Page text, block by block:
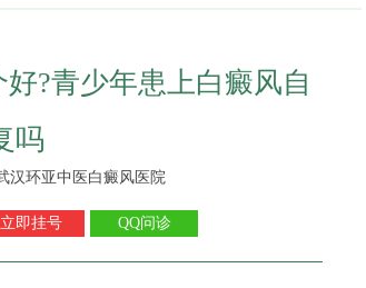
?青少年患上白癜风自
吗
汉环亚中医白癜风医院
立即挂号 QQ问诊